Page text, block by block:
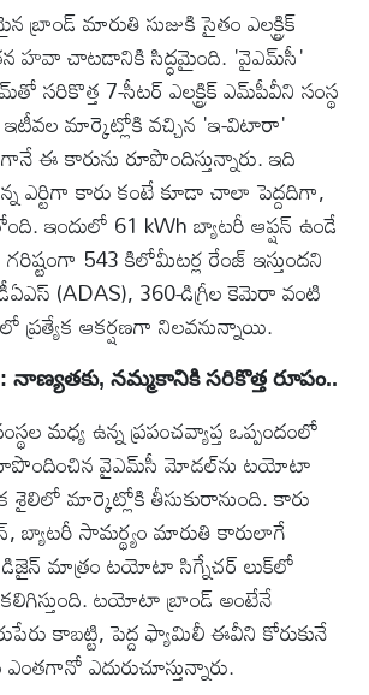
బ్రాండ్ మారుతి సుజుకి సైతం ఎలక్ట్రిక్
హవా చాటడానికి సిద్ధమైంది. 'వైఎమ్‌సీ'
సరికొత్త 7-సీటర్ ఎలక్ట్రిక్ ఎమ్‌పీవీని సంస్థ
ఇటీవల మార్కెట్లోకి వచ్చిన 'ఇ-విటారా'
ఈ కారును రూపొందిస్తున్నారు. ఇది
ఎర్టిగా కారు కంటే కూడా చాలా పెద్దదిగా,
ఇందులో 61 kWh బ్యాటరీ ఆప్షన్ ఉండే
543 కిలోమీటర్ల రేంజ్ ఇస్తుందని
(ADAS), 360-డిగ్రీల కెమెరా వంటి
ప్రత్యేక ఆకర్షణగా నిలవనున్నాయి.
నమ్మకానికి సరికొత్త రూపం..
మధ్య ఉన్న ప్రపంచవ్యాప్త ఒప్పందంలో
వైఎమ్‌సీ మోడల్‌ను టయోటా
శైలిలో మార్కెట్లోకి తీసుకురానుంది. కారు
బ్యాటరీ సామర్థ్యం మారుతి కారులాగే
డిజైన్ మాత్రం టయోటా సిగ్నేచర్ లుక్‌లో
టయోటా బ్రాండ్ అంటేనే
కాబట్టి, పెద్ద ఫ్యామిలీ ఈవీని కోరుకునే
ఎదురుచూస్తున్నారు.